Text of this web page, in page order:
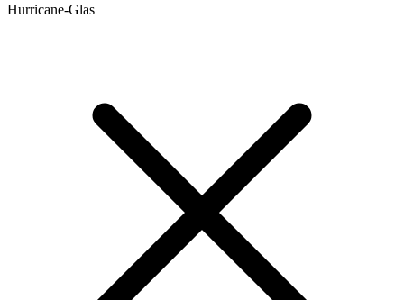
Hurricane-Glas